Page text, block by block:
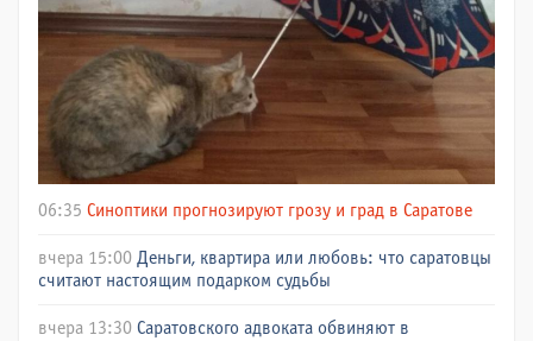
06:35 Синоптики прогнозируют грозу и град в Саратове
вчера 15:00 Деньги, квартира или любовь: что саратовцы
считают настоящим подарком судьбы
вчера 13:30 Саратовского адвоката обвиняют в